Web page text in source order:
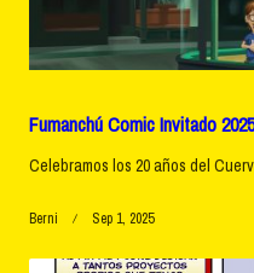
Fumanchú Comic Invitado
Celebramos los 20 años del
Berni Sep 1, 2025